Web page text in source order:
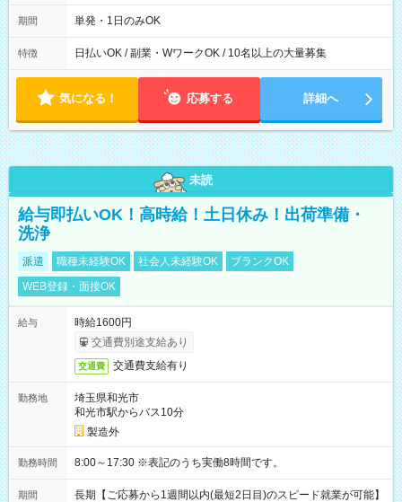
19：00
期間 単発・1日のみOK
特徴 日払いOK / 副業・WワークOK / 10名以上の大量募集
気になる！ 応募する 詳細へ
未読
給与即払いOK！高時給！土日休み！出荷準備・
洗浄
派遣 職種未経験OK 社会人未経験OK
ブランクOK
WEB登録・面接OK
給与
時給1600円
交通費別途支給あり
交通費 交通費支給有り
勤務地
埼玉県和光市
和光市駅からバス10分
製造外
勤務時間 8:00～17:30 ※表記のうち実働8時間です。
期間
長期【ご応募から1週間以内(最短2日目)のスピード就業が可能】